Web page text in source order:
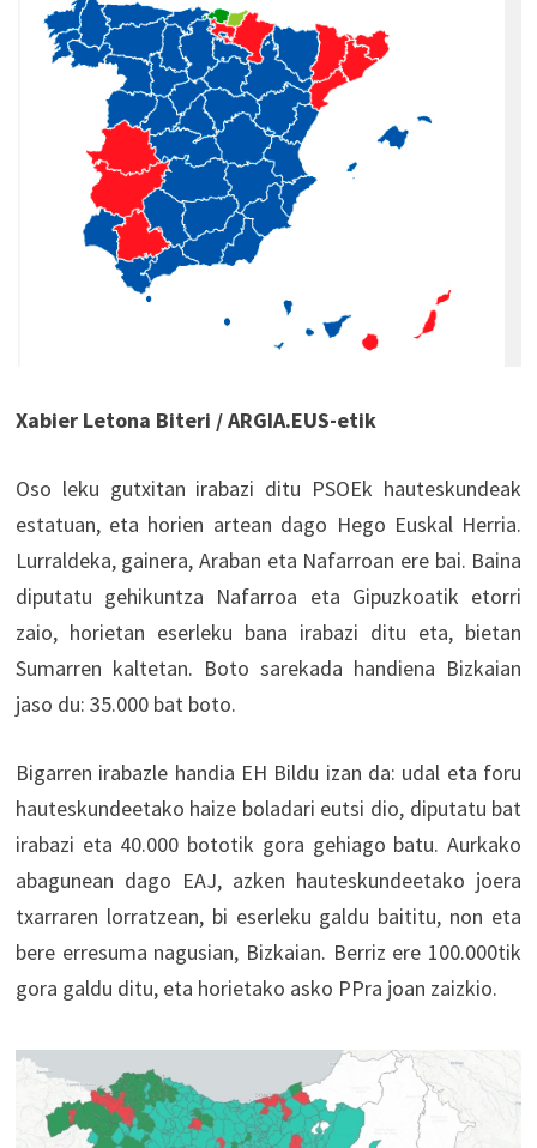
Xabier Letona Biteri / ARGIA.EUS-etik
Oso leku gutxitan irabazi ditu PSOEk hauteskundeak
estatuan, eta horien artean dago Hego Euskal Herria.
Lurraldeka, gainera, Araban eta Nafarroan ere bai. Baina
diputatu gehikuntza Nafarroa eta Gipuzkoatik etorri
zaio, horietan eserleku bana irabazi ditu eta, bietan
Sumarren kaltetan. Boto sarekada handiena Bizkaian
jaso du: 35.000 bat boto.
Bigarren irabazle handia EH Bildu izan da: udal eta foru
hauteskundeetako haize boladari eutsi dio, diputatu bat
irabazi eta 40.000 bototik gora gehiago batu. Aurkako
abagunean dago EAJ, azken hauteskundeetako joera
txarraren lorratzean, bi eserleku galdu baititu, non eta
bere erresuma nagusian, Bizkaian. Berriz ere 100.000tik
gora galdu ditu, eta horietako asko PPra joan zaizkio.